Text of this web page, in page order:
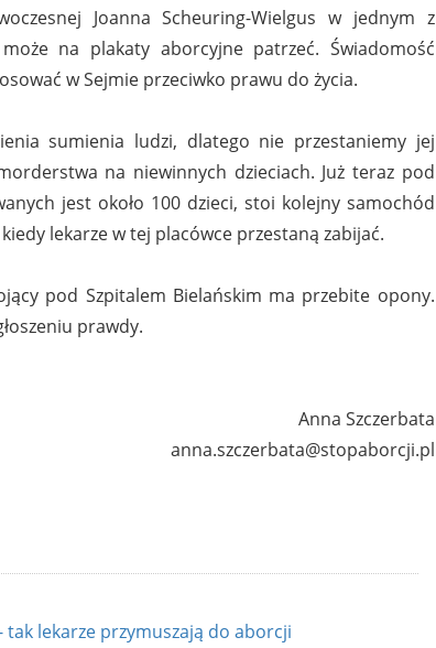
Joanna Scheuring-Wielgus w jednym z
na plakaty aborcyjne patrzeć. Świadomość
w Sejmie przeciwko prawu do życia.
sumienia ludzi, dlatego nie przestaniemy jej
na niewinnych dzieciach. Już teraz pod
jest około 100 dzieci, stoi kolejny samochód
lekarze w tej placówce przestaną zabijać.
pod Szpitalem Bielańskim ma przebite opony.
prawdy.
Anna Szczerbata
anna.szczerbata@stopaborcji.pl
lekarze przymuszają do aborcji